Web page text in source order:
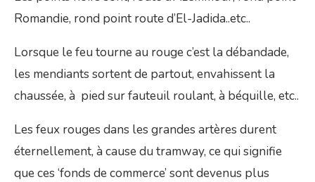
Romandie, rond point route d’El-Jadida..etc..
Lorsque le feu tourne au rouge c’est la débandade,
les mendiants sortent de partout, envahissent la
chaussée, à pied sur fauteuil roulant, à béquille, etc..
Les feux rouges dans les grandes artères durent
éternellement, à cause du tramway, ce qui signifie
que ces ‘fonds de commerce’ sont devenus plus